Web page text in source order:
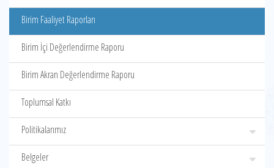
Birim Faaliyet Raporları
Birim İçi Değerlendirme Raporu
Birim Akran Değerlendirme Raporu
Toplumsal Katkı
Politikalarımız
Belgeler